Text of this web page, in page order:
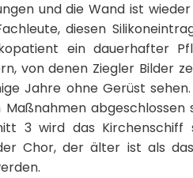
und die Wand ist
diesen
ein dauerhafter
von denen Ziegler Bilder
Jahre ohne Gerüst
3 wird das
Chor, der älter ist als